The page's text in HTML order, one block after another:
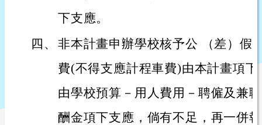
下支應。
四、 非本計畫申辦學校核予公 （差）假
費(不得支應計程車費)由本計畫項
由學校預算－用人費用－聘僱及兼
酬金項下支應，倘有不足，再一併